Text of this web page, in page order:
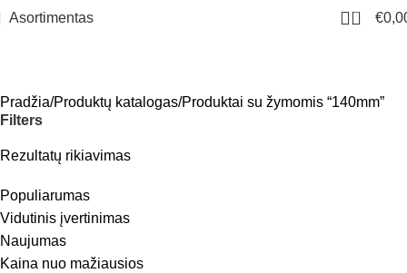
Asortimentas 0 €
Pradžia Produktų katalogas Produktai su žymomis “140mm”
Filters
Rezultatų rikiavimas
Populiarumas
Vidutinis įvertinimas
Naujumas
Kaina nuo mažiausios